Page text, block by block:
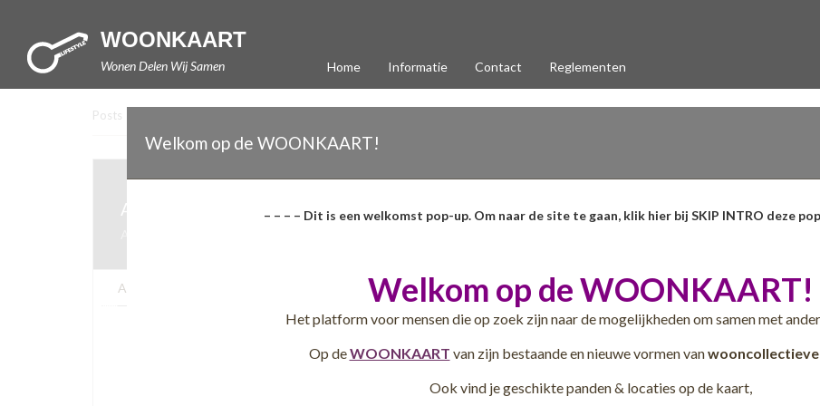
WOONKAART
Wonen Delen Wij Samen Home Informatie Contact Reglementen
Posts
Arneco
Algemeen
Over het project
Welkom op de WOONKAART!
– – – – Dit is een welkomst pop-up. Om naar de site te gaan, klik hier bij SKIP INTRO deze
Welkom op de WOONKAART!
Het platform voor mensen die op zoek zijn naar de mogelijkheden om samen met
Op deWOONKAART van zijn bestaande en nieuwe vormen van
Ook vind je geschikte panden & locaties op de kaart,